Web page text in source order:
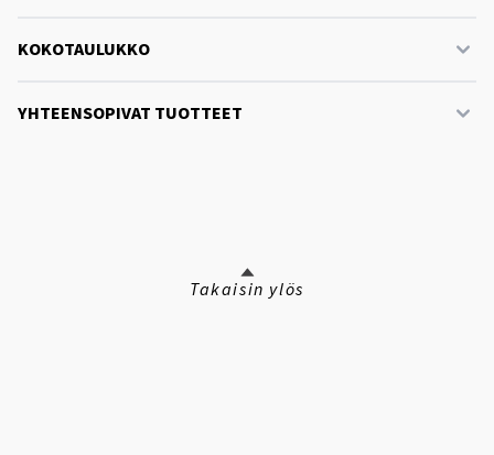
KOKOTAULUKKO
YHTEENSOPIVAT TUOTTEET
Takaisin ylös